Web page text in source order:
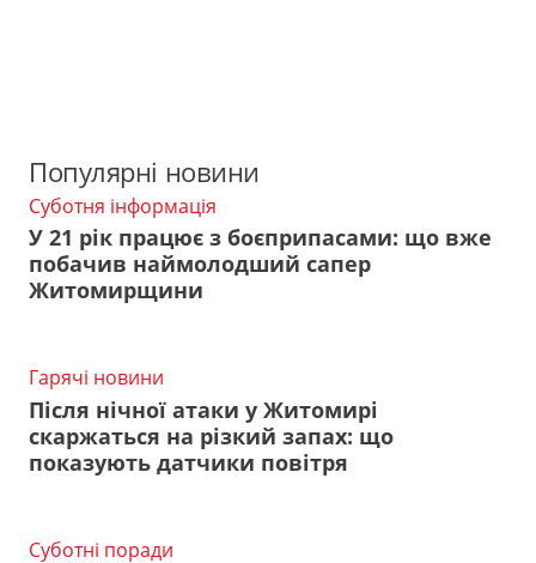
Популярні новини
Суботня інформація
У 21 рік працює з боєприпасами: що вже
побачив наймолодший сапер
Житомирщини
Гарячі новини
Після нічної атаки у Житомирі
скаржаться на різкий запах: що
показують датчики повітря
Суботні поради